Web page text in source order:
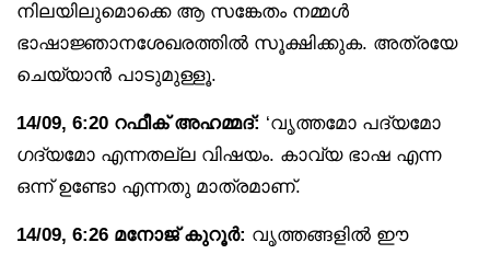
നിലയിലുമൊക്കെ ആ സങ്കേതം നമ്മൾ
ഭാഷാജ്ഞാനശേഖരത്തിൽ സൂക്ഷിക്കുക. അത്രയേ
ചെയ്യാൻ പാടുമുള്ളൂ.
14/09, 6:20 റഫീക് അഹമ്മദ്: ‘വൃത്തമോ പദ്യമോ
ഗദ്യമോ എന്നതല്ല വിഷയം. കാവ്യ ഭാഷ എന്ന
ഒന്ന് ഉണ്ടോ എന്നതു മാത്രമാണ്.
14/09, 6:26 മനോജ് കുറൂർ: വൃത്തങ്ങളിൽ ഈ